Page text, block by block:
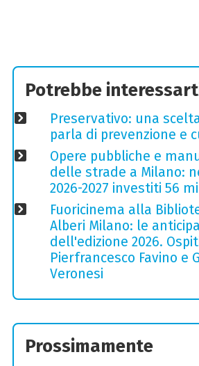
Potrebbe
Preservativo: una
parla di prevenzione e
Opere pubbliche e
delle strade a Milano:
2026-2027 investiti 56
Fuoricinema alla
Alberi Milano: le
dell'edizione 2026.
Pierfrancesco Favino e
Veronesi
Prossimamente